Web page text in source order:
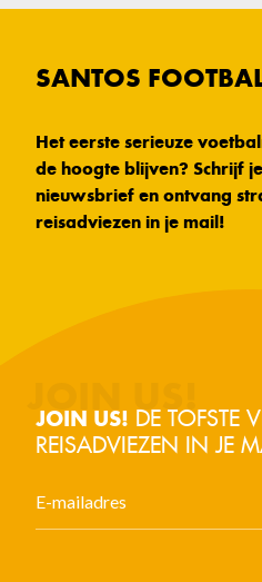
SANTOS
Het eerste serieuze
de hoogte blijven? Schrijf
nieuwsbrief en ontvang
reisadviezen in je mail!
JOIN US! DE TOFSTE
REISADVIEZEN IN JE